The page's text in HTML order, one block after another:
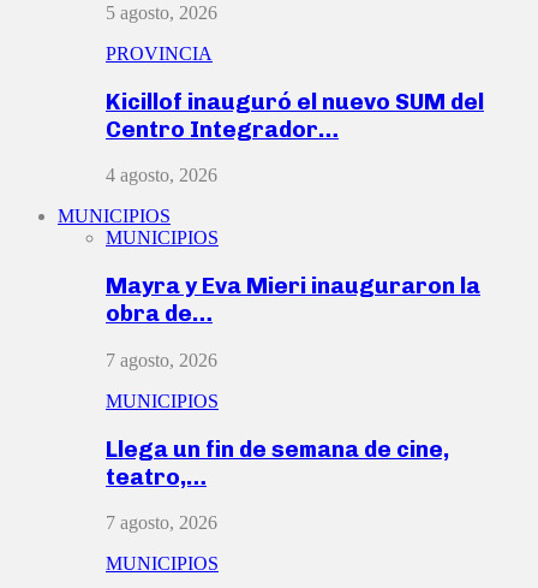
5 agosto, 2026
PROVINCIA
Kicillof inauguró el nuevo SUM del
Centro Integrador…
4 agosto, 2026
MUNICIPIOS
MUNICIPIOS
Mayra y Eva Mieri inauguraron la
obra de…
7 agosto, 2026
MUNICIPIOS
Llega un fin de semana de cine,
teatro,…
7 agosto, 2026
MUNICIPIOS